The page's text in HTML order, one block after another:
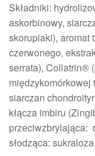
Składniki:
askorbinowy,
skorupiaki), aromat
czerwonego,
serrata), Collatrin®
międzykomórkowej
siarczan
kłącza imbiru
przeciwzbrylająca:
słodząca: sukraloza.